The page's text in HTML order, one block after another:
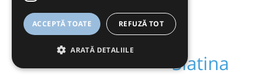
Skala Prinos Skala Rachioni
Slatina
ACCEPTĂ TOATE REFUZĂ TOT
ARATĂ DETALIILE